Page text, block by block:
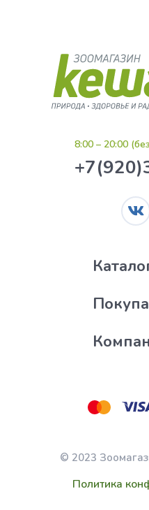
8:00 – 20:00
© 2023
Политика